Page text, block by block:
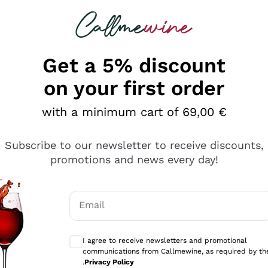
looking for
è male ma secondo me ci sono alternative che
Get a 5% discount
on your first order
with a minimum cart of 69,00 €
Subscribe to our newsletter to receive discounts,
promotions and news every day!
Email
I agree to receive newsletters and promotional
communications from Callmewine, as required by
.Privacy Policy